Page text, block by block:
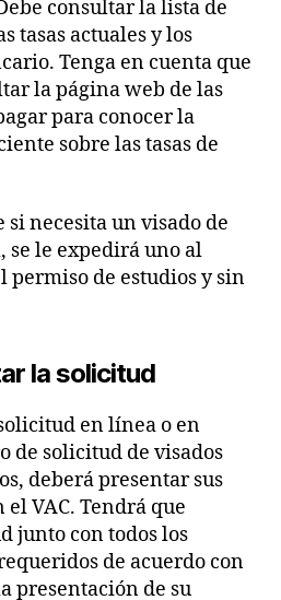
consultar la lista de
tasas actuales y los
Tenga en cuenta que
la página web de las
para conocer la
sobre las tasas de
si necesita un visado de
le expedirá uno al
permiso de estudios y sin
la solicitud
en línea o en
de solicitud de visados
deberá presentar sus
VAC. Tendrá que
junto con todos los
de acuerdo con
presentación de su